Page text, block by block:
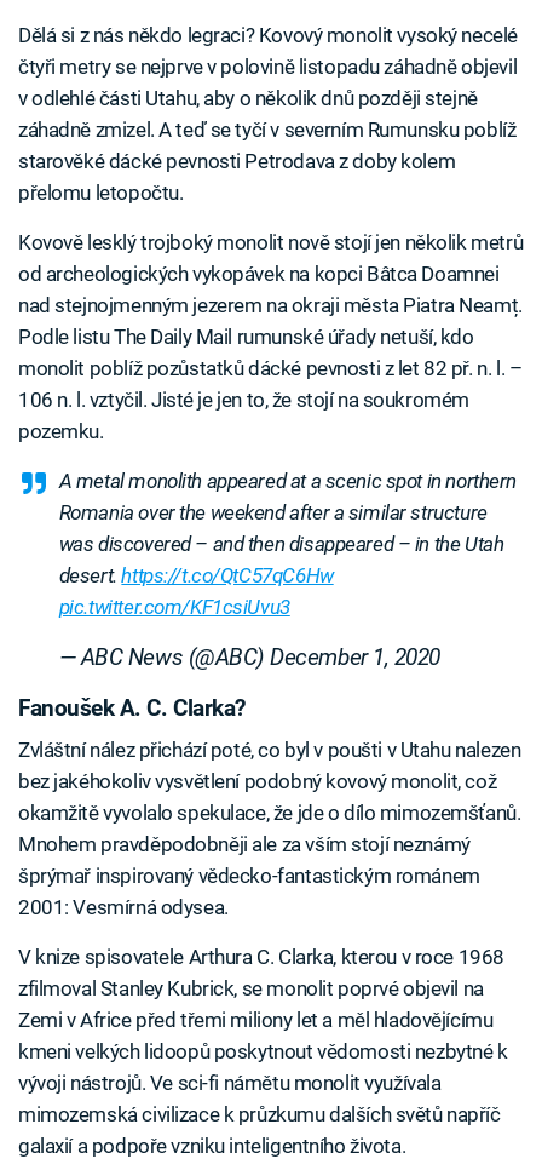
Dělá si z nás někdo legraci? Kovový monolit vysoký necelé
čtyři metry se nejprve v polovině listopadu záhadně objevil
v odlehlé části Utahu, aby o několik dnů později stejně
záhadně zmizel. A teď se tyčí v severním Rumunsku poblíž
starověké dácké pevnosti Petrodava z doby kolem
přelomu letopočtu.
Kovově lesklý trojboký monolit nově stojí jen několik metrů
od archeologických vykopávek na kopci Bâtca Doamnei
nad stejnojmenným jezerem na okraji města Piatra Neamț.
Podle listu The Daily Mail rumunské úřady netuší, kdo
monolit poblíž pozůstatků dácké pevnosti z let 82 př. n. l. –
106 n. l. vztyčil. Jisté je jen to, že stojí na soukromém
pozemku.
A metal monolith appeared at a scenic spot in northern
Romania over the weekend after a similar structure
was discovered – and then disappeared – in the Utah
desert.https://t.co/QtC57qC6Hw
pic.twitter.com/KF1csiUvu3
— ABC News (@ABC)December 1, 2020
Fanoušek A. C. Clarka?
Zvláštní nález přichází poté, co byl v poušti v Utahu nalezen
bez jakéhokoliv vysvětlení podobný kovový monolit, což
okamžitě vyvolalo spekulace, že jde o dílo mimozemšťanů.
Mnohem pravděpodobněji ale za vším stojí neznámý
šprýmař inspirovaný vědecko-fantastickým románem
2001: Vesmírná odysea.
V knize spisovatele Arthura C. Clarka, kterou v roce 1968
zfilmoval Stanley Kubrick, se monolit poprvé objevil na
Zemi v Africe před třemi miliony let a měl hladovějícímu
kmeni velkých lidoopů poskytnout vědomosti nezbytné k
vývoji nástrojů. Ve sci-fi námětu monolit využívala
mimozemská civilizace k průzkumu dalších světů napříč
galaxií a podpoře vzniku inteligentního života.